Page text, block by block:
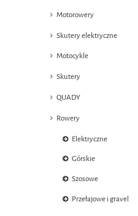
Motorowery
Skutery elektryczne
Motocykle
Skutery
QUADY
Rowery
Elektryczne
Górskie
Szosowe
Przełajowe i gravel